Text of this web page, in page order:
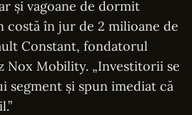
și vagoane de dormit
costă în jur de 2 milioane de
Constant, fondatorul
Nox Mobility. „Investitorii se
segment și spun imediat că